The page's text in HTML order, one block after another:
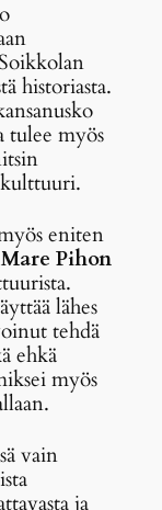
historiasta.
tulee myös
eniten
Mare Pihon
lähes
tehdä
ehkä
myös
vain
ja